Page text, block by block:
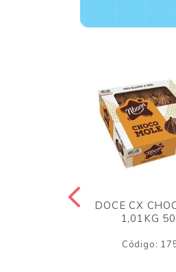
DOCE CX
1,01KG
Código: